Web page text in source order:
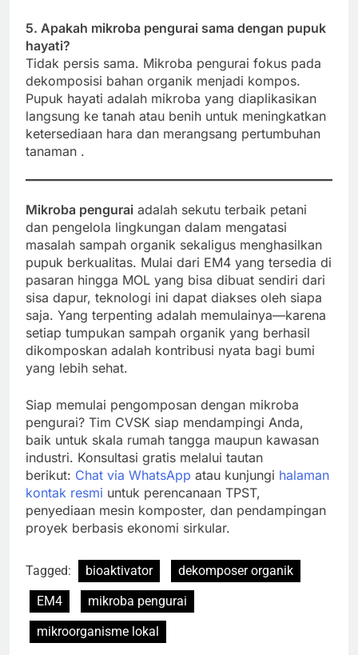
5. Apakah mikroba pengurai sama dengan pupuk
hayati?
Tidak persis sama. Mikroba pengurai fokus pada
dekomposisi bahan organik menjadi kompos.
Pupuk hayati adalah mikroba yang diaplikasikan
langsung ke tanah atau benih untuk meningkatkan
ketersediaan hara dan merangsang pertumbuhan
tanaman .
Mikroba pengurai adalah sekutu terbaik petani
dan pengelola lingkungan dalam mengatasi
masalah sampah organik sekaligus menghasilkan
pupuk berkualitas. Mulai dari EM4 yang tersedia di
pasaran hingga MOL yang bisa dibuat sendiri dari
sisa dapur, teknologi ini dapat diakses oleh siapa
saja. Yang terpenting adalah memulainya—karena
setiap tumpukan sampah organik yang berhasil
dikomposkan adalah kontribusi nyata bagi bumi
yang lebih sehat.
Siap memulai pengomposan dengan mikroba
pengurai? Tim CVSK siap mendampingi Anda,
baik untuk skala rumah tangga maupun kawasan
industri. Konsultasi gratis melalui tautan
berikut: Chat via WhatsApp atau kunjungi halaman
kontak resmi untuk perencanaan TPST,
penyediaan mesin komposter, dan pendampingan
proyek berbasis ekonomi sirkular.
Tagged: bioaktivator
dekomposer organik
EM4
mikroba pengurai
mikroorganisme lokal